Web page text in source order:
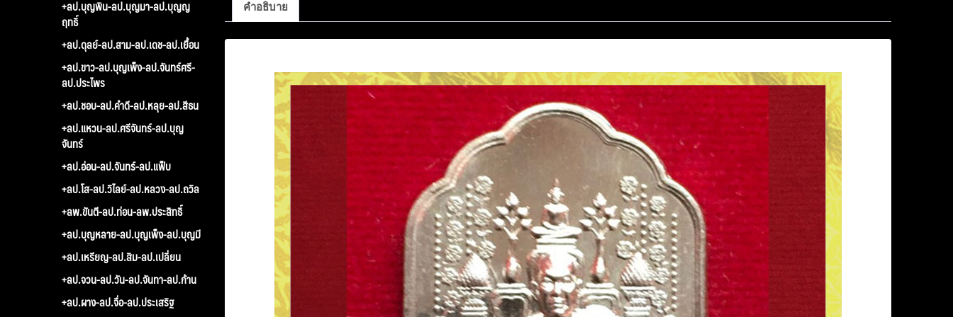
า
หมายเลข130
วัด
ป่า
โสภณ
ธร
อ.วานรนิวาส
จ.สกลนคร
ชิ้น
คำอธิบาย
+ลป.บุญพิน-ลป.บุญมา-ลป.บุญญ
ฤทธิ์
+ลป.ดุลย์-ลป.สาม-ลป.เดช-ลป.เยื้อน
+ลป.ขาว-ลป.บุญเพ็ง-ลป.จันทร์ศรี-
ลป.ประไพร
+ลป.ชอบ-ลป.คำดี-ลป.หลุย-ลป.สีธน
+ลป.แหวน-ลป.ศรีจันทร์-ลป.บุญ
จันทร์
+ลป.อ่อน-ลป.จันทร์-ลป.แฟ็บ
+ลป.โส-ลป.วิไลย์-ลป.หลวง-ลป.ถวิล
+ลพ.ขันตี-ลป.ท่อน-ลพ.ประสิทธิ์
+ลป.บุญหลาย-ลป.บุญเพ็ง-ลป.บุญมี
+ลป.เหรียญ-ลป.สิม-ลป.เปลี่ยน
+ลป.จวน-ลป.วัน-ลป.จันทา-ลป.ก้าน
+ลป.ผาง-ลป.จื่อ-ลป.ประเสริฐ